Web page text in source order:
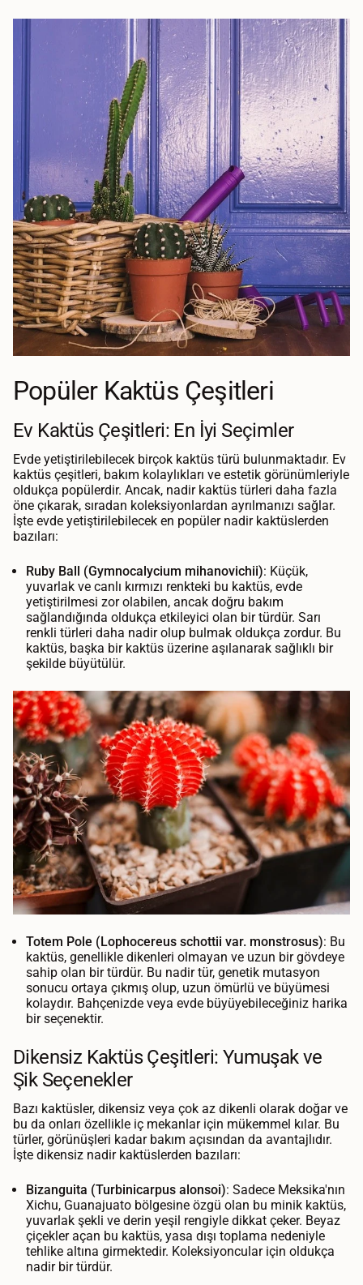
Popüler Kaktüs Çeşitleri
Ev Kaktüs Çeşitleri: En İyi Seçimler
Evde yetiştirilebilecek birçok kaktüs türü bulunmaktadır. Ev
kaktüs çeşitleri, bakım kolaylıkları ve estetik görünümleriyle
oldukça popülerdir. Ancak, nadir kaktüs türleri daha fazla
öne çıkarak, sıradan koleksiyonlardan ayrılmanızı sağlar.
İşte evde yetiştirilebilecek en popüler nadir kaktüslerden
bazıları:
Ruby Ball (Gymnocalycium mihanovichii): Küçük,
yuvarlak ve canlı kırmızı renkteki bu kaktüs, evde
yetiştirilmesi zor olabilen, ancak doğru bakım
sağlandığında oldukça etkileyici olan bir türdür. Sarı
renkli türleri daha nadir olup bulmak oldukça zordur. Bu
kaktüs, başka bir kaktüs üzerine aşılanarak sağlıklı bir
şekilde büyütülür.
Totem Pole (Lophocereus schottii var. monstrosus): Bu
kaktüs, genellikle dikenleri olmayan ve uzun bir gövdeye
sahip olan bir türdür. Bu nadir tür, genetik mutasyon
sonucu ortaya çıkmış olup, uzun ömürlü ve büyümesi
kolaydır. Bahçenizde veya evde büyüyebileceğiniz harika
bir seçenektir.
Dikensiz Kaktüs Çeşitleri: Yumuşak ve
Şik Seçenekler
Bazı kaktüsler, dikensiz veya çok az dikenli olarak doğar ve
bu da onları özellikle iç mekanlar için mükemmel kılar. Bu
türler, görünüşleri kadar bakım açısından da avantajlıdır.
İşte dikensiz nadir kaktüslerden bazıları:
Bizanguita (Turbinicarpus alonsoi): Sadece Meksika'nın
Xichu, Guanajuato bölgesine özgü olan bu minik kaktüs,
yuvarlak şekli ve derin yeşil rengiyle dikkat çeker. Beyaz
çiçekler açan bu kaktüs, yasa dışı toplama nedeniyle
tehlike altına girmektedir. Koleksiyoncular için oldukça
nadir bir türdür.